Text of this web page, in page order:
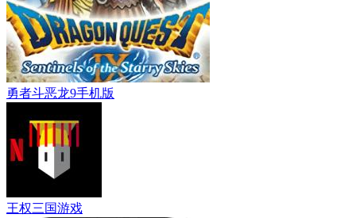
勇者斗恶龙9手机版
王权三国游戏